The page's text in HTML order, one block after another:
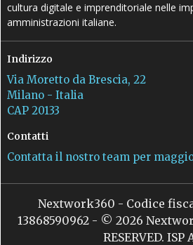
cultura digitale e imprenditoriale nelle
amministrazioni italiane.
Indirizzo
Via Moretto da Brescia, 22
Milano - Italia
CAP 20133
Contatti
Contatta il nostro team per
Nextwork360 - Codice
13868590962 - © 2026
RESERVED. ISP